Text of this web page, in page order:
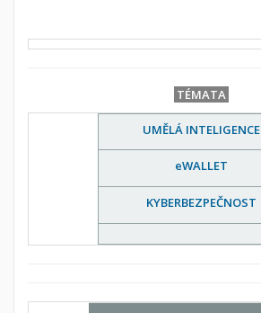
TÉMATA
UMĚLÁ INTELIGENCE
eWALLET
KYBERBEZPEČNOST